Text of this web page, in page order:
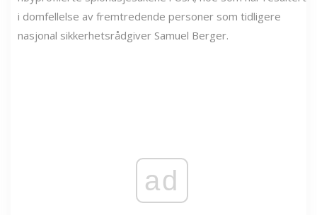
i domfellelse av fremtredende personer som tidligere
nasjonal sikkerhetsrådgiver Samuel Berger.
ad